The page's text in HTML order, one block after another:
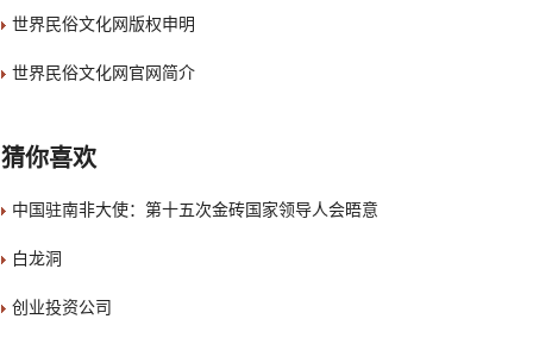
世界民俗文化网版权申明
世界民俗文化网官网简介
猜你喜欢
中国驻南非大使：第十五次金砖国家领导人会晤意
白龙洞
创业投资公司